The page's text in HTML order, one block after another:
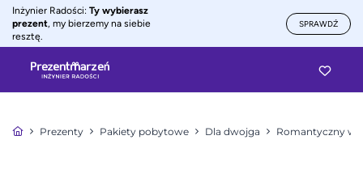
Inżynier Radości: Ty wybierasz
prezent, my bierzemy na siebie
resztę.
SPRAWDŹ
Prezenty Pakiety pobytowe Dla dwojga Romantyczny